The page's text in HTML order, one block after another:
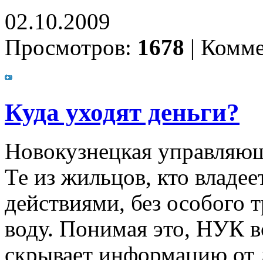
02.10.2009
Просмотров: 1678 |
Куда уходят деньги?
Новокузнецкая
Те из жильцов, кто
действиями, без особого
воду. Понимая это, НУК
скрывает информацию